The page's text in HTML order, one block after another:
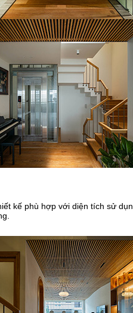
kế phù hợp với diện tích sử